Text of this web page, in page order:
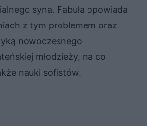
syna. Fabuła opowiada
z tym problemem oraz
nowoczesnego
młodzieży, na co
nauki sofistów.